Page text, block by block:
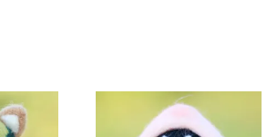
Weltfrieden
Menge